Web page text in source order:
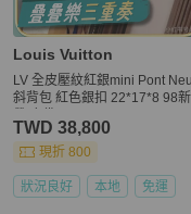
Louis Vuitton
LV 全皮壓紋紅銀mini Pont
斜背包 紅色銀扣 22*17*8 98新配件肩
TWD 38,800
現折 800
狀況良好 本地 免運